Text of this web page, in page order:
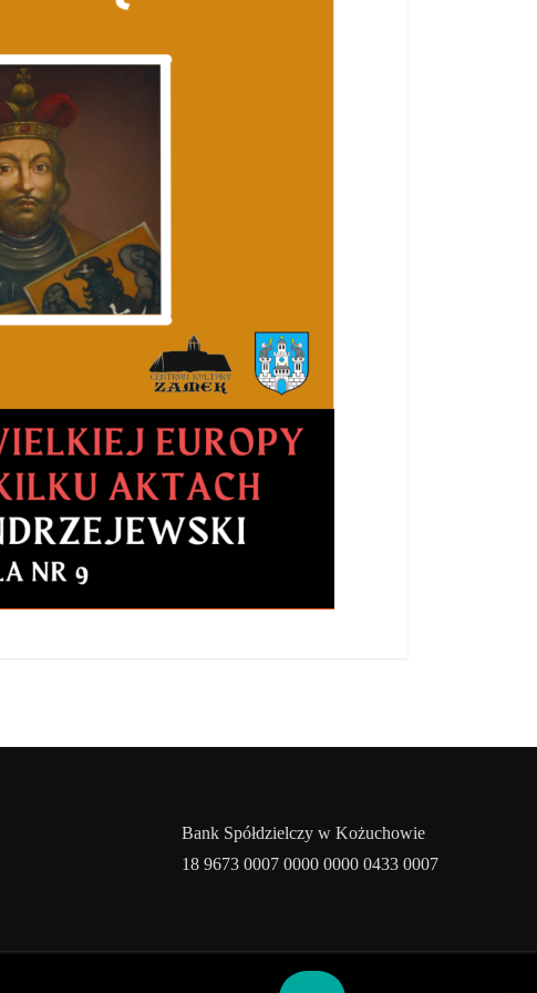
Bank Spółdzielczy w Kożuchowie
18 9673 0007 0000 0000 0433 0007